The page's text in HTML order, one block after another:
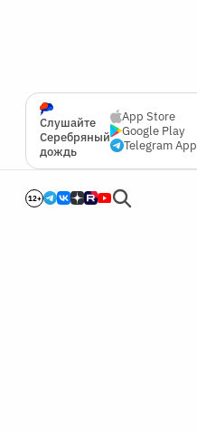
Слушайте
Серебряный
дождь
App Store
Google Play
Telegram App
12+